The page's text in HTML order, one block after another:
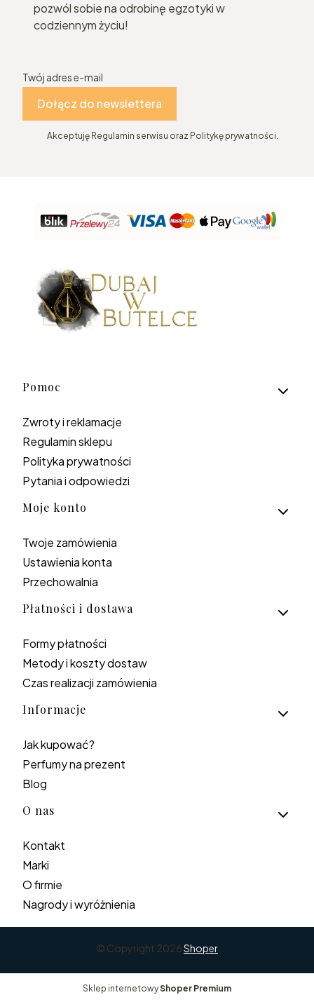
pozwól sobie na odrobinę egzotyki w
codziennym życiu!
Twój adres e-mail
Dołącz do newslettera
Akceptuję Regulamin serwisu oraz Politykę prywatności.
Linki w stopce
Pomoc
Zwroty i reklamacje
Regulamin sklepu
Polityka prywatności
Pytania i odpowiedzi
Moje konto
Twoje zamówienia
Ustawienia konta
Przechowalnia
Płatności i dostawa
Formy płatności
Metody i koszty dostaw
Czas realizacji zamówienia
Informacje
Jak kupować?
Perfumy na prezent
Blog
O nas
Kontakt
Marki
O firmie
Nagrody i wyróżnienia
© Copyright 2026Shoper
Sklep internetowyShoper Premium